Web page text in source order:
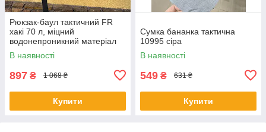
Рюкзак-баул тактичний FR
хакі 70 л, міцний
водонепроникний матеріал
600D, великий об'єм для
туризму, кемпінгу, альпінізму
В наявності
897 ₴ 1 068 ₴
Купити
Сумка бананка тактична
10995 сіра
В наявності
549 ₴ 631 ₴
Купити